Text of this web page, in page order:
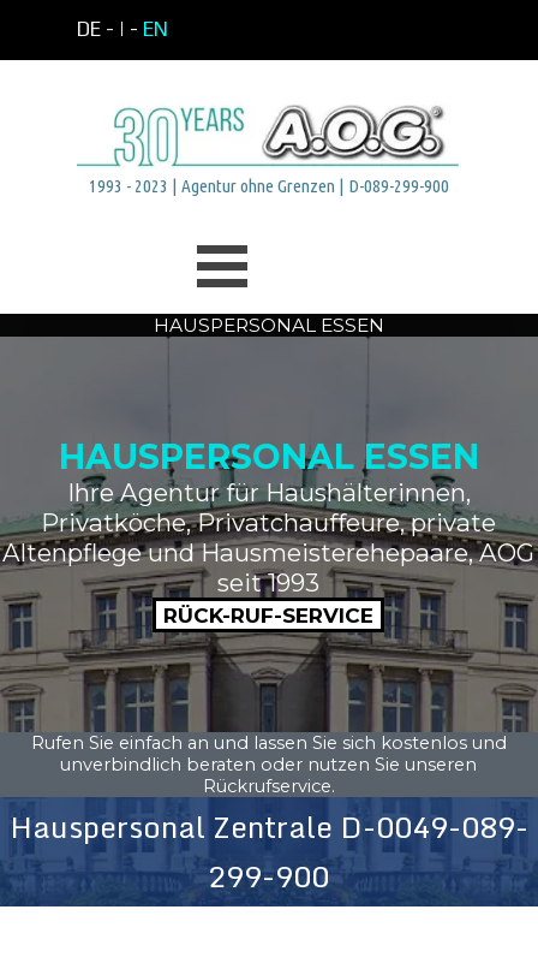
DE - | - EN
1993 - 2023 | Agentur ohne Grenzen | D-089-299-900
HAUSPERSONAL ESSEN
HAUSPERSONAL ESSEN
Ihre Agentur für Haushälterinnen,
Privatköche, Privatchauffeure, private
Altenpflege und Hausmeisterehepaare, AOG
seit 1993
RÜCK-RUF-SERVICE
Rufen Sie einfach an und lassen Sie sich kostenlos und
unverbindlich beraten oder nutzen Sie unseren
Rückrufservice.
Hauspersonal Zentrale D-0049-089-
299-900